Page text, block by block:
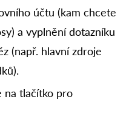
účtu (kam chcete
a vyplnění dotazníku
(např. hlavní zdroje
na tlačítko pro